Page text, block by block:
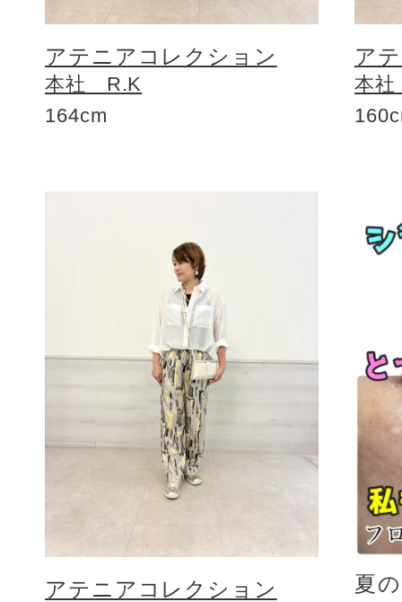
アテニアコレクション
本社 R.K
164cm
ア
本
アテニアコレクション
夏